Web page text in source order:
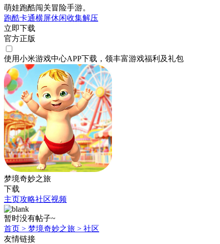
萌娃跑酷闯关冒险手游。
跑酷卡通横屏休闲收集解压
立即下载
官方正版
使用小米游戏中心APP下载 ，领丰富游戏福利 及礼包
梦境奇妙之旅
下载
主页攻略社区视频
暂时没有帖子~
首页 > 梦境奇妙之旅 > 社区
友情链接